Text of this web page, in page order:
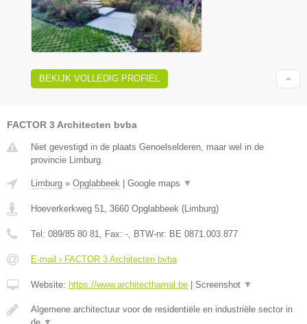
BEKIJK VOLLEDIG PROFIEL
FACTOR 3 Architecten bvba
Niet gevestigd in de plaats Genoelselderen, maar wel in de
provincie Limburg.
Limburg » Opglabbeek Google maps ▼
Hoeverkerkweg 51 3660 Opglabbeek ( Limburg)
Tel: 089/85 80 81 , Fax: - , BTW-nr: BE 0871.003.877
E-mail › FACTOR 3 Architecten bvba
Website: https://www.architecthamal.be Screenshot ▼
Algemene architectuur voor de residentiële en industriële sector in